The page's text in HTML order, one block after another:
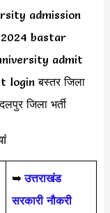
admission
bastar
admit
बस्तर जिला
जिला भर्ती
➥ उत्तराखंड
सरकारी नौकरी